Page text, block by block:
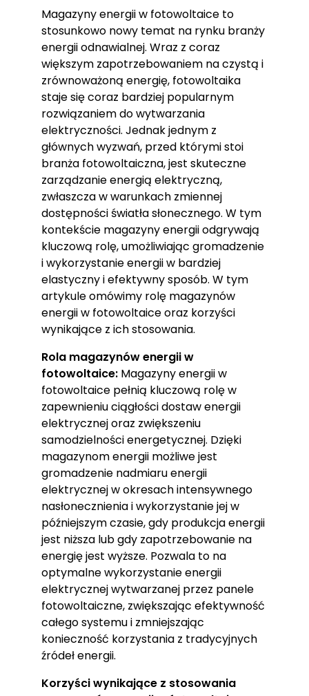
Magazyny energii w fotowoltaice to
stosunkowo nowy temat na rynku branży
energii odnawialnej. Wraz z coraz
większym zapotrzebowaniem na czystą i
zrównoważoną energię, fotowoltaika
staje się coraz bardziej popularnym
rozwiązaniem do wytwarzania
elektryczności. Jednak jednym z
głównych wyzwań, przed którymi stoi
branża fotowoltaiczna, jest skuteczne
zarządzanie energią elektryczną,
zwłaszcza w warunkach zmiennej
dostępności światła słonecznego. W tym
kontekście magazyny energii odgrywają
kluczową rolę, umożliwiając gromadzenie
i wykorzystanie energii w bardziej
elastyczny i efektywny sposób. W tym
artykule omówimy rolę magazynów
energii w fotowoltaice oraz korzyści
wynikające z ich stosowania.
Rola magazynów energii w
fotowoltaice: Magazyny energii w
fotowoltaice pełnią kluczową rolę w
zapewnieniu ciągłości dostaw energii
elektrycznej oraz zwiększeniu
samodzielności energetycznej. Dzięki
magazynom energii możliwe jest
gromadzenie nadmiaru energii
elektrycznej w okresach intensywnego
nasłonecznienia i wykorzystanie jej w
późniejszym czasie, gdy produkcja energii
jest niższa lub gdy zapotrzebowanie na
energię jest wyższe. Pozwala to na
optymalne wykorzystanie energii
elektrycznej wytwarzanej przez panele
fotowoltaiczne, zwiększając efektywność
całego systemu i zmniejszając
konieczność korzystania z tradycyjnych
źródeł energii.
Korzyści wynikające z stosowania